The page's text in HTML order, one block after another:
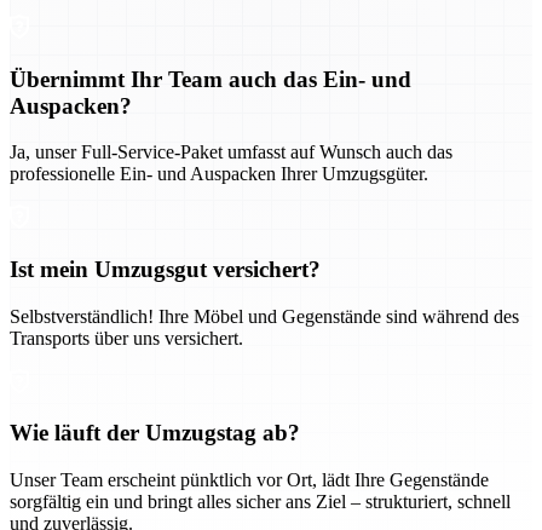
Übernimmt Ihr Team auch das Ein- und
Auspacken?
Ja, unser Full-Service-Paket umfasst auf Wunsch auch das
professionelle Ein- und Auspacken Ihrer Umzugsgüter.
Ist mein Umzugsgut versichert?
Selbstverständlich! Ihre Möbel und Gegenstände sind während des
Transports über uns versichert.
Wie läuft der Umzugstag ab?
Unser Team erscheint pünktlich vor Ort, lädt Ihre Gegenstände
sorgfältig ein und bringt alles sicher ans Ziel – strukturiert, schnell
und zuverlässig.